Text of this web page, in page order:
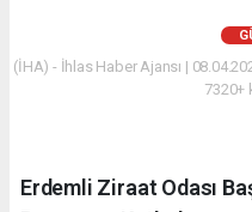
(İHA) - İhlas Haber Ajansı |
7320+
Erdemli Ziraat Odası